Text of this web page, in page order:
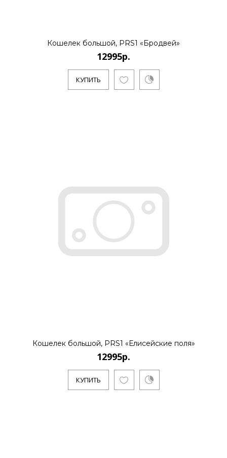
Кошелек большой, PRS1 «Бродвей»
12995р.
КУПИТЬ
Кошелек большой, PRS1 «Елисейские поля»
12995р.
КУПИТЬ